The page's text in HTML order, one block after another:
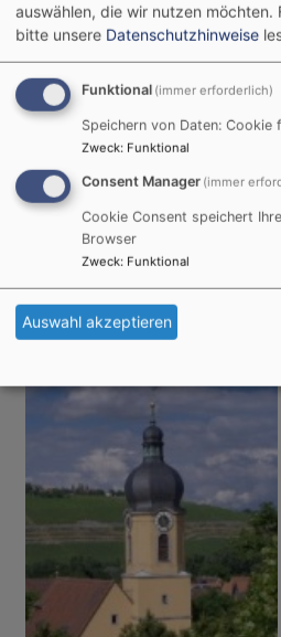
So, 16.8. 11 Uhr
Gottesdienst (Graßmann)
Pfr. Tobias Graßmann
Würzburg - Steinbachtal
auswählen, die wir nutzen möchten.
bitte unsere Datenschutzhinweise
Funktional (immer erforderlich)
Speichern von Daten: Cookie
Zweck: Funktional
Consent Manager (immer
Cookie Consent speichert
Browser
Zweck: Funktional
Auswahl akzeptieren